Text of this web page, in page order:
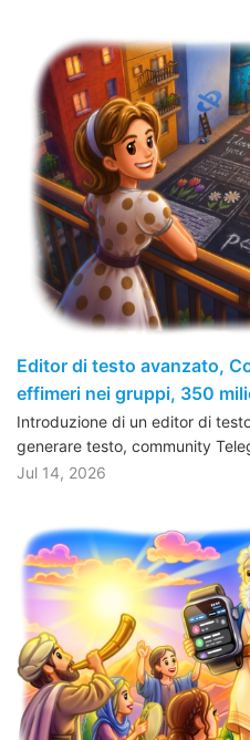
Editor di testo avanzato,
effimeri nei gruppi, 350
Introduzione di un editor di
generare testo, community
Jul 14, 2026